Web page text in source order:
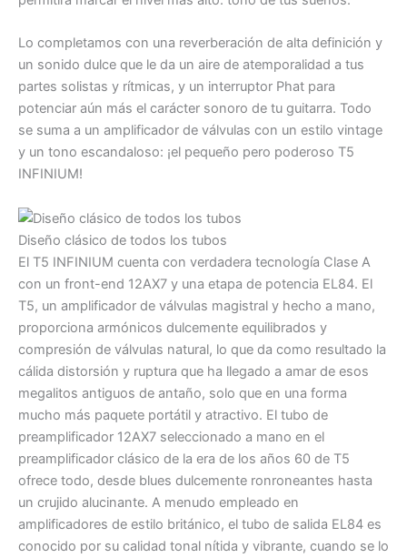
Lo completamos con una reverberación de alta definición y
un sonido dulce que le da un aire de atemporalidad a tus
partes solistas y rítmicas, y un interruptor Phat para
potenciar aún más el carácter sonoro de tu guitarra. Todo
se suma a un amplificador de válvulas con un estilo vintage
y un tono escandaloso: ¡el pequeño pero poderoso T5
INFINIUM!
Diseño clásico de todos los tubos
El T5 INFINIUM cuenta con verdadera tecnología Clase A
con un front-end 12AX7 y una etapa de potencia EL84. El
T5, un amplificador de válvulas magistral y hecho a mano,
proporciona armónicos dulcemente equilibrados y
compresión de válvulas natural, lo que da como resultado la
cálida distorsión y ruptura que ha llegado a amar de esos
megalitos antiguos de antaño, solo que en una forma
mucho más paquete portátil y atractivo. El tubo de
preamplificador 12AX7 seleccionado a mano en el
preamplificador clásico de la era de los años 60 de T5
ofrece todo, desde blues dulcemente ronroneantes hasta
un crujido alucinante. A menudo empleado en
amplificadores de estilo británico, el tubo de salida EL84 es
conocido por su calidad tonal nítida y vibrante, cuando se lo